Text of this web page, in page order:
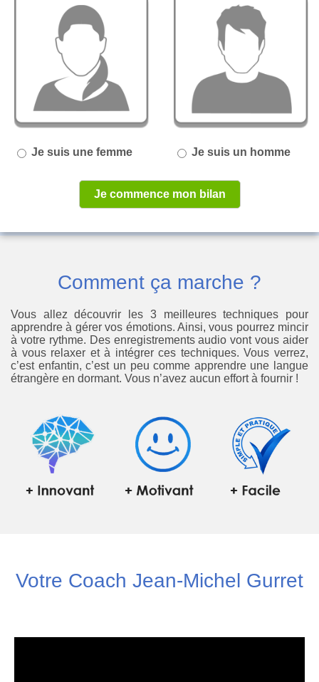
Je suis une femme Je suis un homme
Je commence mon bilan
Comment ça marche ?
Vous allez découvrir les 3 meilleures techniques pour
apprendre à gérer vos émotions. Ainsi, vous pourrez mincir
à votre rythme. Des enregistrements audio vont vous aider
à vous relaxer et à intégrer ces techniques. Vous verrez,
c’est enfantin, c’est un peu comme apprendre une langue
étrangère en dormant. Vous n’avez aucun effort à fournir !
Votre Coach Jean-Michel Gurret